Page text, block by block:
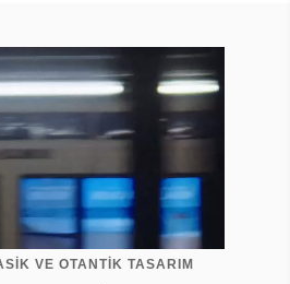
VE OTANTİK TASARIM